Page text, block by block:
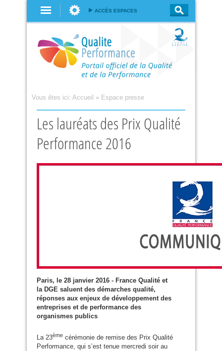
ACCÈS ESPACES
Vous êtes ici: Accueil » Espace presse
Les lauréats des Prix Qualité
Performance 2016
Paris, le 28 janvier 2016 - France Qualité et
la DGE saluent des démarches qualité,
réponses aux enjeux de développement des
entreprises et de performance des
organismes publics
La 23ème cérémonie de remise des Prix Qualité
Performance, qui s’est tenue mercredi soir au